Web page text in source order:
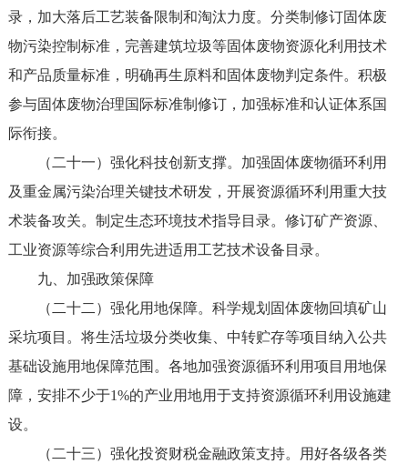
录，加大落后工艺装备限制和淘汰力度。分类制修订固体废
物污染控制标准，完善建筑垃圾等固体废物资源化利用技术
和产品质量标准，明确再生原料和固体废物判定条件。积极
参与固体废物治理国际标准制修订，加强标准和认证体系国
际衔接。
（二十一）强化科技创新支撑。加强固体废物循环利用
及重金属污染治理关键技术研发，开展资源循环利用重大技
术装备攻关。制定生态环境技术指导目录。修订矿产资源、
工业资源等综合利用先进适用工艺技术设备目录。
九、加强政策保障
（二十二）强化用地保障。科学规划固体废物回填矿山
采坑项目。将生活垃圾分类收集、中转贮存等项目纳入公共
基础设施用地保障范围。各地加强资源循环利用项目用地保
障，安排不少于1%的产业用地用于支持资源循环利用设施建
设。
（二十三）强化投资财税金融政策支持。用好各级各类